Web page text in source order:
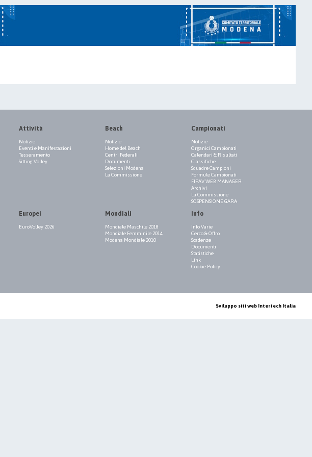
Attività
Notizie
Eventi e Manifestazioni
Tesseramento
Sitting Volley
Beach
Notizie
Home del Beach
Centri Federali
Documenti
Selezioni Modena
La Commissione
Campionati
Notizie
Organici Campionati
Calendari & Risultati
Classifiche
Squadre Campioni
Formule Campionati
FIPAV WEB MANAGER
Archivi
La Commissione
SOSPENSIONE GARA
Europei
EuroVolley 2026
Mondiali
Mondiale Maschile 2018
Mondiale Femminile 2014
Modena Mondiale 2010
Info
Info Varie
Cerco & Offro
Scadenze
Documenti
Statistiche
Link
Cookie Policy
Sviluppo siti web Intertech Italia